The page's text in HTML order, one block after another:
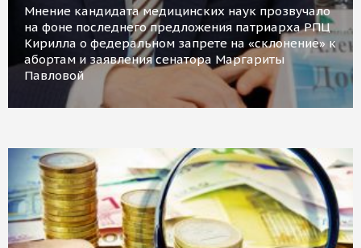
Мнение кандидата медицинских наук прозвучало
на фоне последнего предложения патриарха РПЦ
Кирилла о федеральном запрете на «склонение» к
абортам и заявления сенатора Маргариты
Павловой